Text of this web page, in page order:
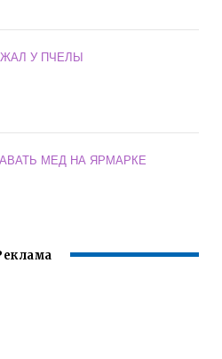
У ПЧЕЛЫ
МЕД НА ЯРМАРКЕ